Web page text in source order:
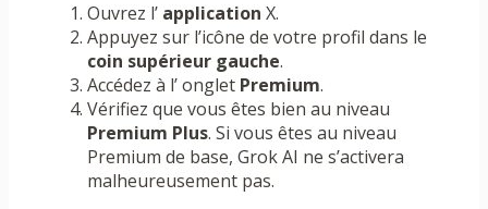
Ouvrez l’ application X.
Appuyez sur l’icône de votre profil dans le
coin supérieur gauche.
Accédez à l’ onglet Premium.
Vérifiez que vous êtes bien au niveau
Premium Plus. Si vous êtes au niveau
Premium de base, Grok AI ne s’activera
malheureusement pas.